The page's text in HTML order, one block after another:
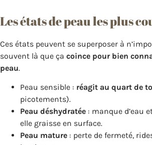
Les états de peau les plus
Ces états peuvent se superposer à
souvent là que ça coince pour bien
peau.
Peau sensible : réagit au quart de
picotements).
Peau déshydratée : manque d’eau
elle graisse en surface.
Peau mature : perte de fermeté,